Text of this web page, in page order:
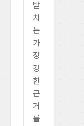
받
치
는
가
장
강
한
근
거
를